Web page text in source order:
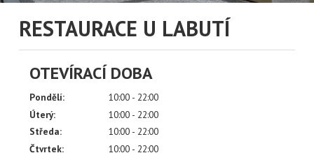
RESTAURACE U LABUTÍ
OTEVÍRACÍ DOBA
Pondělí:
10:00 - 22:00
Úterý:
10:00 - 22:00
Středa:
10:00 - 22:00
Čtvrtek:
10:00 - 22:00